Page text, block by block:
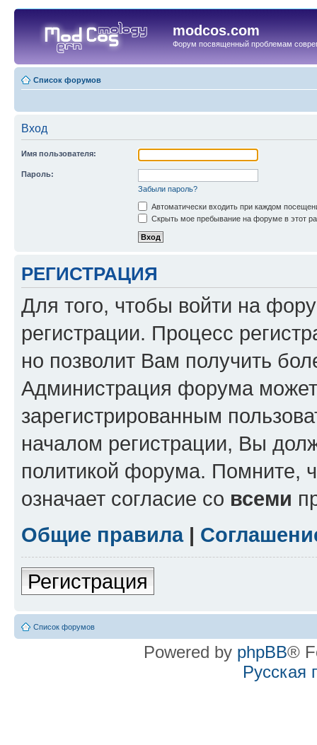
modcos.com
Форум посвященный проблемам
Список форумов
Вход
Имя пользователя:
Пароль:
Забыли пароль?
Автоматически входить при каждом
Скрыть мое пребывание на форуме в этот
РЕГИСТРАЦИЯ
Для того, чтобы войти на
регистрации. Процесс
но позволит Вам получить
Администрация форума может
зарегистрированным
началом регистрации, Вы
политикой форума. Помните,
означает согласие со всеми
Общие правила|
Регистрация
Список форумов
Powered by phpBB®
Русская